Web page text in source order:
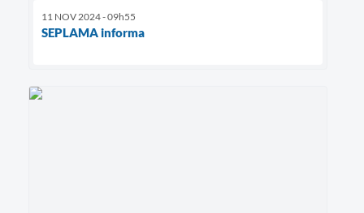
11 NOV 2024 - 09h55
SEPLAMA informa